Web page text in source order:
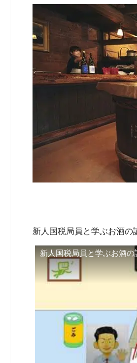
新人国税局員と学ぶお酒
新人国税局員と学ぶお酒